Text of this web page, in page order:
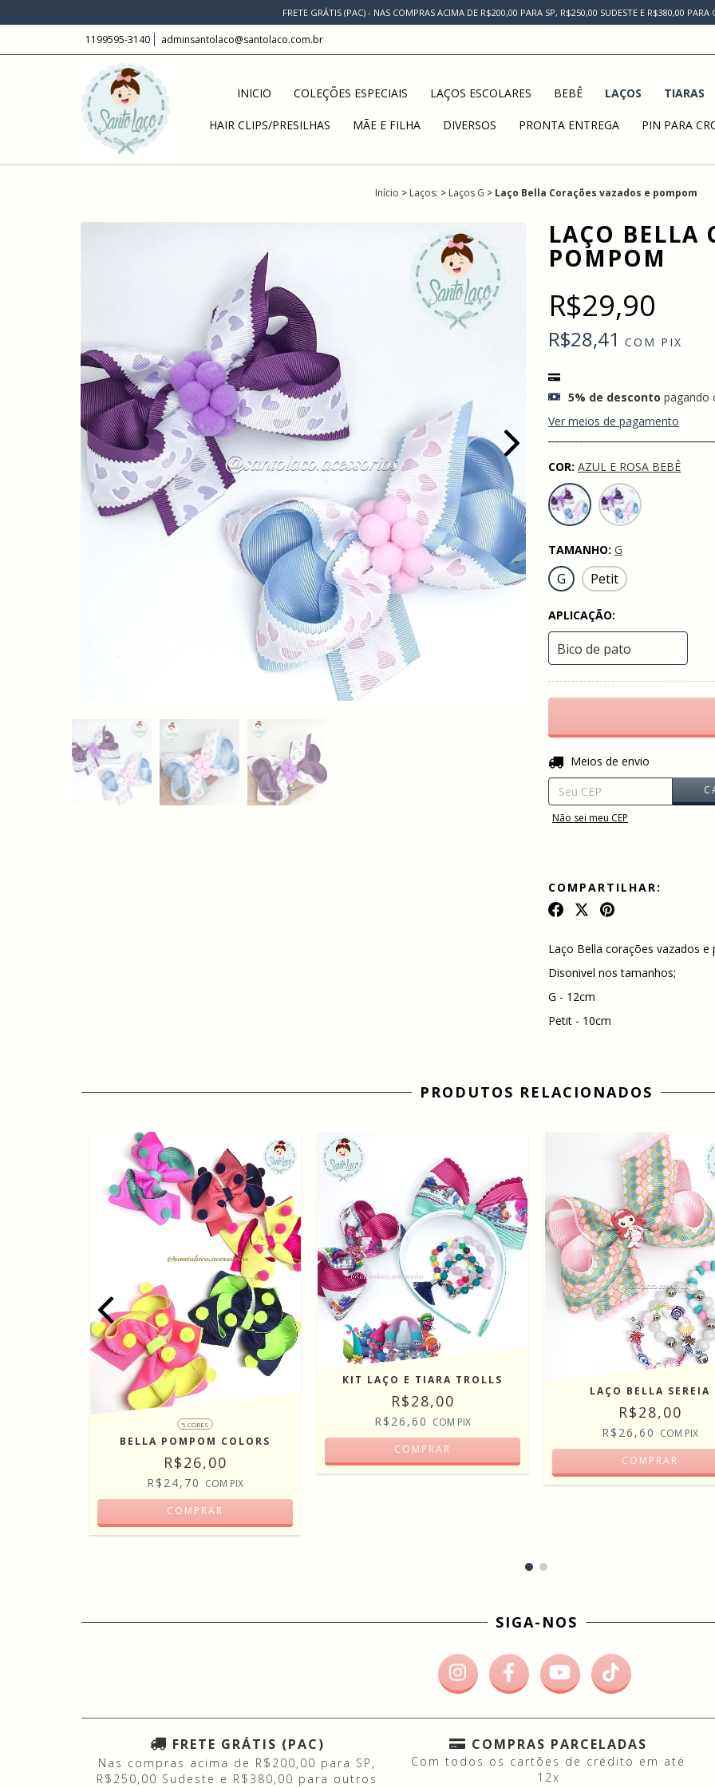
FRETE GRÁTIS (PAC) - NAS COMPRAS ACIMA DE R$200,00 PARA SP, R$250,00 SUDESTE E R$380,00 PARA
1199595-3140 adminsantolaco@santolaco.com.br
INICIO COLEÇÕES ESPECIAIS LAÇOS ESCOLARES BEBÊ LAÇOS TIARAS
HAIR CLIPS/PRESILHAS MÃE E FILHA DIVERSOS PRONTA ENTREGA PIN PARA
Início > Laços: > Laços G > Laço Bella Corações vazados e pompom
LAÇO BELLA
POMPOM
R$29,90
R$28,41 COM PIX
5% de desconto pagando
Ver meios de pagamento
COR: AZUL E ROSA BEBÊ
TAMANHO: G
G Petit
APLICAÇÃO:
Entregas para o CEP:
Meios de envio
Não sei meu CEP
COMPARTILHAR:
Laço Bella corações vazados e
Disonivel nos tamanhos;
G - 12cm
Petit - 10cm
PRODUTOS RELACIONADOS
5 CORES
BELLA POMPOM COLORS
R$26,00
R$24,70 COM PIX
COMPRAR
KIT LAÇO E TIARA TROLLS
R$28,00
R$26,60 COM PIX
COMPRAR
LAÇO BELLA SEREIA
R$28,00
R$26,60 COM PIX
COMPRAR
SIGA-NOS
FRETE GRÁTIS (PAC)
Nas compras acima de R$200,00 para SP,
R$250,00 Sudeste e R$380,00 para outros
COMPRAS PARCELADAS
Com todos os cartões de crédito em até
12x